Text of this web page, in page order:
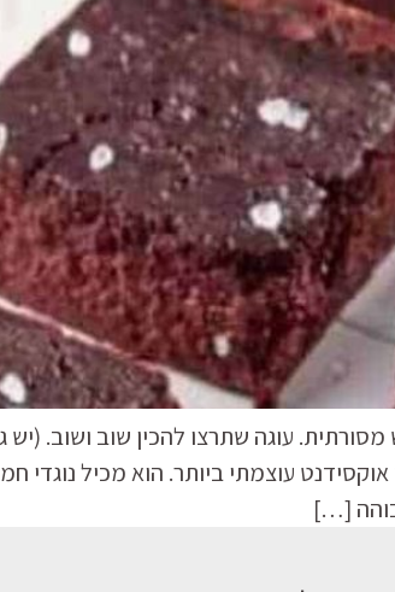
עוגה שתרצו להכין שוב ושוב. (יש
עוצמתי ביותר. הוא מכיל נוגדי
[…]